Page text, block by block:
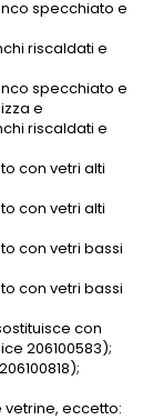
specchiato e
riscaldati e
specchiato e
e
riscaldati e
con vetri alti
con vetri alti
con vetri bassi
con vetri bassi
con
206100583);
vetrine, eccetto: